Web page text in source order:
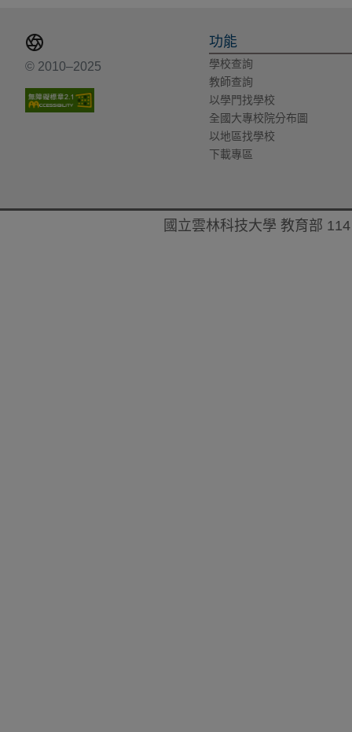
© 2010–2025
功能
學校查詢
教師查詢
以學門找學校
全國大專校院分布圖
以地區找學校
下載專區
國立雲林科技大學 教育部